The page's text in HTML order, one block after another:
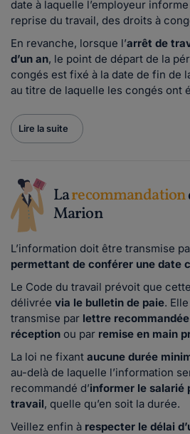
date à laquelle l’employeur
reprise du travail, des droits à
En revanche, lorsque l’arrêt de
d’un an, le point de départ de la
congés est fixé à la date de fin de
au titre de laquelle les congés ont
Lire la suite
Larecommandation
Marion
L’information doit être transmise
permettant de conférer une date
Le Code du travail prévoit que
délivrée via le bulletin de paie.
transmise par lettre
réception ou par remise en main
La loi ne fixant aucune durée
au-delà de laquelle l’information
recommandé d’informer le salarié
travail, quelle qu’en soit la durée.
Veillez enfin à respecter le délai